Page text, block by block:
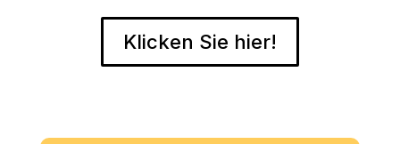
Klicken Sie hier!